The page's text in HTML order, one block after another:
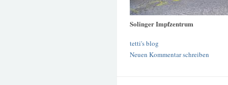
Solinger Impfzentrum
tetti's blog
Neuen Kommentar schreiben